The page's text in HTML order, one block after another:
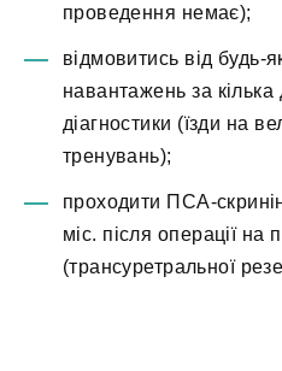
проведення немає);
відмовитись від будь-
навантажень за
діагностики (їзди на
тренувань);
проходити ПСА-
міс. після операції на
(трансуретральної